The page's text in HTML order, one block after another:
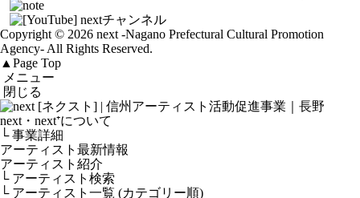
Copyright © 2026 next -Nagano Prefectural Cultural Promotion
Agency- All Rights Reserved.
▲ Page Top
メニュー
閉じる
next・next⁺について
└ 事業詳細
アーティスト最新情報
アーティスト紹介
└ アーティスト検索
└ アーティスト一覧 (カテゴリー順)